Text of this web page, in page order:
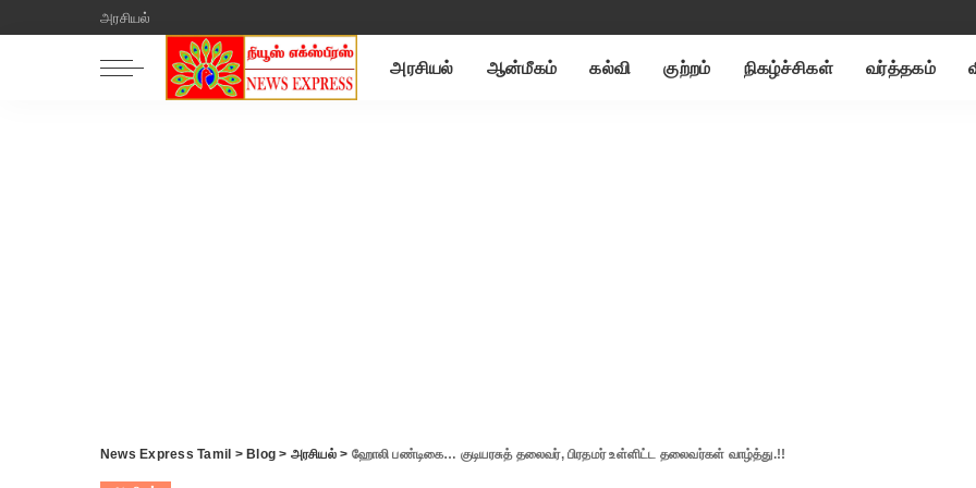
அரசியல்
அரசியல் ஆன்மீகம் கல்வி குற்றம் நிகழ்ச்சிகள் வர்த்தகம்
News Express Tamil > Blog > அரசியல்> ஹோலி பண்டிகை… குடியரசுத் தலைவர், பிரதமர் உள்ளிட்ட தலைவர்கள் வாழ்த்து.!!